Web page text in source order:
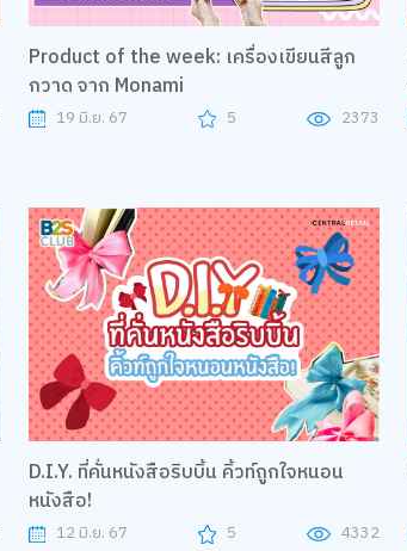
Product of the week: เครื่องเขียนสีลูก
กวาด จาก Monami
19 มิ.ย. 67 5 2373
D.I.Y. ที่คั่นหนังสือริบบิ้น คิ้วท์ถูกใจหนอน
หนังสือ!
12 มิ.ย. 67 5 4332